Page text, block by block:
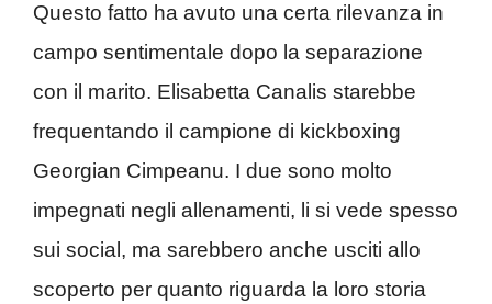
Questo fatto ha avuto una certa rilevanza in
campo sentimentale dopo la separazione
con il marito. Elisabetta Canalis starebbe
frequentando il campione di kickboxing
Georgian Cimpeanu. I due sono molto
impegnati negli allenamenti, li si vede spesso
sui social, ma sarebbero anche usciti allo
scoperto per quanto riguarda la loro storia